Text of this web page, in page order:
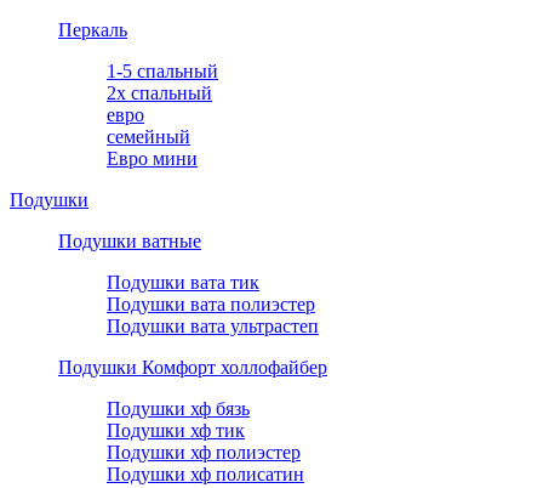
Перкаль
1-5 спальный
2х спальный
евро
семейный
Евро мини
Подушки
Подушки ватные
Подушки вата тик
Подушки вата полиэстер
Подушки вата ультрастеп
Подушки Комфорт холлофайбер
Подушки хф бязь
Подушки хф тик
Подушки хф полиэстер
Подушки хф полисатин